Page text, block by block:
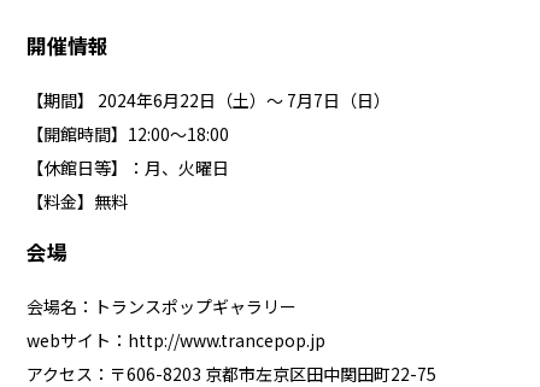
開催情報
【期間】 2024年6月22日（土）～ 7月7日（日）
【開館時間】12:00〜18:00
【休館日等】：月、火曜日
【料金】無料
会場
会場名：トランスポップギャラリー
webサイト： http://www.trancepop.jp
アクセス：〒606-8203 京都市左京区田中関田町22-75